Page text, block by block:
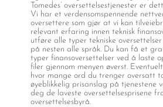
Tomedes’ oversettelsestjenester er
Vi har et verdensomspennende
oversettere som gjør at vi kan
relevant erfaring innen teknisk
utføre alle typer tekniske
på nesten alle språk. Du kan få et
typerfinansoversettelser ved å laste
filer gjennom menyen øverst.
hvor mange ord du trenger oversatt
øyeblikkelig prisanslag på tjenestene
deg de laveste oversettelsesprisene
oversettelsesbyrå.